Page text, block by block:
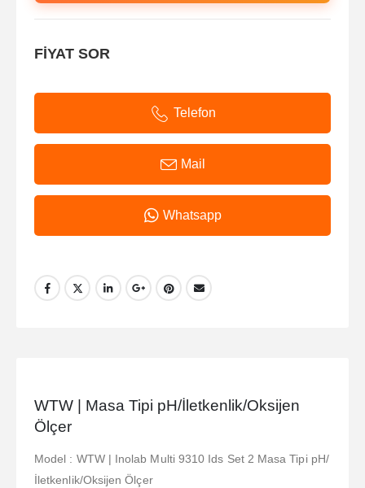
FİYAT SOR
Telefon
Mail
Whatsapp
WTW | Masa Tipi pH/İletkenlik/Oksijen
Ölçer
Model : WTW | Inolab Multi 9310 Ids Set 2 Masa Tipi pH/
İletkenlik/Oksijen Ölçer